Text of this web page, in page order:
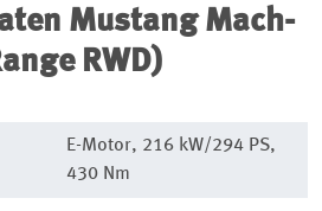
Mustang Mach-
RWD)
E-Motor, 216 kW/294 PS,
430 Nm